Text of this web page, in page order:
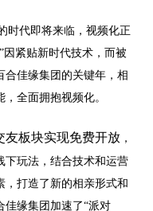
时代即将来临，视频化正
紧贴新时代技术，而被
合佳缘集团的关键年，相
全面拥抱视频化。
友板块实现免费开放，
下玩法，结合技术和运营
打造了新的相亲形式和
佳缘集团加速了“派对